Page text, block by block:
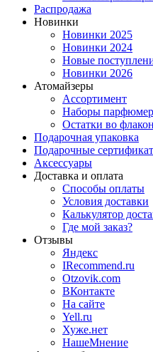
Распродажа
Новинки
Новинки 2025
Новинки 2024
Новые
Новинки 2026
Атомайзеры
Ассортимент
Наборы
Остатки во
Подарочная упаковка
Подарочные
Аксессуары
Доставка и оплата
Способы оплаты
Условия доставки
Калькулятор
Где мой заказ?
Отзывы
Яндекс
IRecommend.ru
Otzovik.com
ВКонтакте
На сайте
Yell.ru
Хуже.нет
НашеМнение